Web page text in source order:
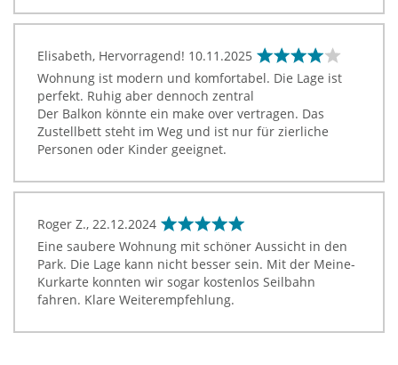
Elisabeth, Hervorragend! 10.11.2025
Wohnung ist modern und komfortabel. Die Lage ist
perfekt. Ruhig aber dennoch zentral
Der Balkon könnte ein make over vertragen. Das
Zustellbett steht im Weg und ist nur für zierliche
Personen oder Kinder geeignet.
Roger Z., 22.12.2024
Eine saubere Wohnung mit schöner Aussicht in den
Park. Die Lage kann nicht besser sein. Mit der Meine-
Kurkarte konnten wir sogar kostenlos Seilbahn
fahren. Klare Weiterempfehlung.